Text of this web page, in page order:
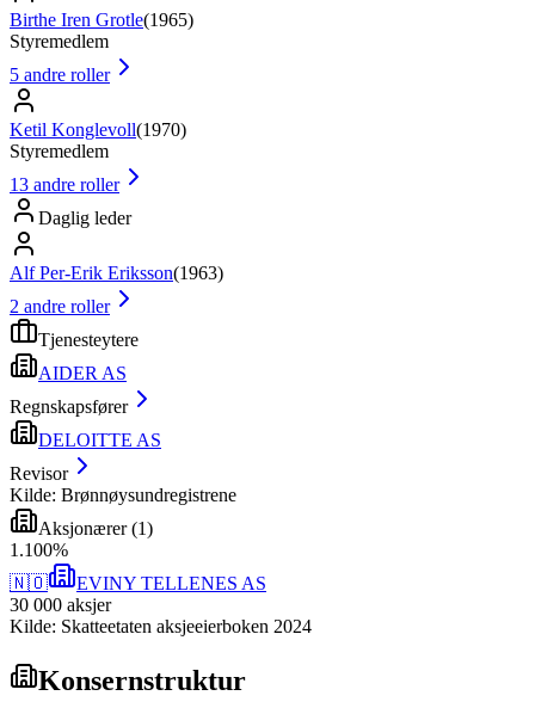
Birthe Iren Grotle(1965)
Styremedlem
5 andre roller
Ketil Konglevoll(1970)
Styremedlem
13 andre roller
Daglig leder
Alf Per-Erik Eriksson(1963)
2 andre roller
Tjenesteytere
AIDER AS
Regnskapsfører
DELOITTE AS
Revisor
Kilde: Brønnøysundregistrene
Aksjonærer(1)
1 .100%
🇳🇴
EVINY TELLENES AS
30 000 aksjer
Kilde: Skatteetaten aksjeeierboken 2024
Konsernstruktur